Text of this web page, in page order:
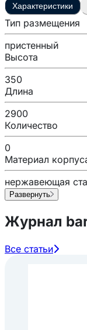
Характеристики
Тип размещения
пристенный
Высота
350
Длина
2900
Количество
0
Материал
нержавеющая
Развернуть
Журнал
Все статьи